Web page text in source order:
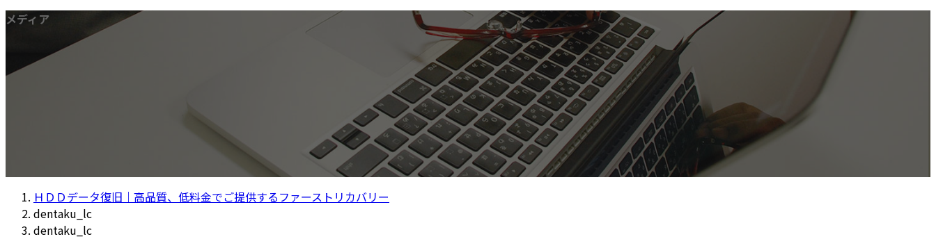
メディア
ＨＤＤデータ復旧｜高品質、低料金でご提供するファーストリカバリー
dentaku_lc
dentaku_lc